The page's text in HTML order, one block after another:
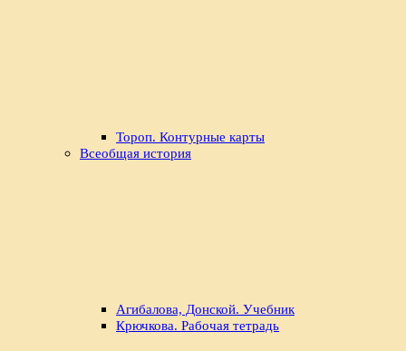
Тороп. Контурные карты
Всеобщая история
Агибалова, Донской. Учебник
Крючкова. Рабочая тетрадь